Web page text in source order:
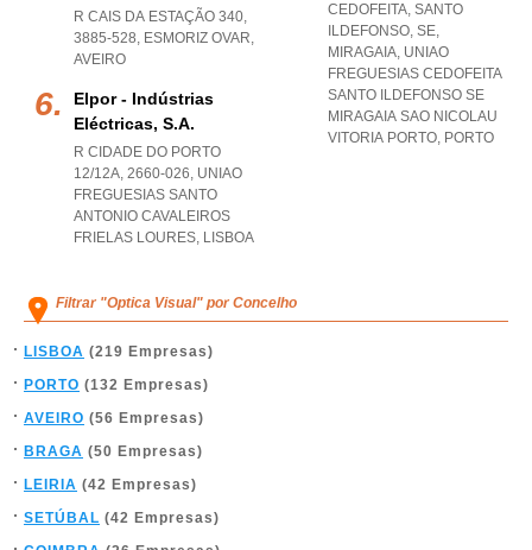
R CAIS DA ESTAÇÃO 340,
3885-528, ESMORIZ OVAR,
AVEIRO
Elpor - Indústrias
Eléctricas, S.a.
R CIDADE DO PORTO
12/12A, 2660-026, UNIAO
FREGUESIAS SANTO
ANTONIO CAVALEIROS
FRIELAS LOURES, LISBOA
CEDOFEITA, SANTO
ILDEFONSO, SE,
MIRAGAIA, UNIAO
FREGUESIAS CEDOFEITA
SANTO ILDEFONSO SE
MIRAGAIA SAO NICOLAU
VITORIA PORTO, PORTO
Filtrar "Optica Visual" por Concelho
LISBOA (219 Empresas)
PORTO (132 Empresas)
AVEIRO (56 Empresas)
BRAGA (50 Empresas)
LEIRIA (42 Empresas)
SETÚBAL (42 Empresas)